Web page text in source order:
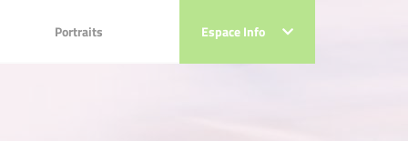
Portraits Espace Info
Portraits Espace Info